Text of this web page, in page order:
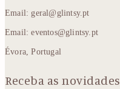
Email: geral@glintsy.pt
Email: eventos@glintsy.pt
Évora, Portugal
Receba as novidades